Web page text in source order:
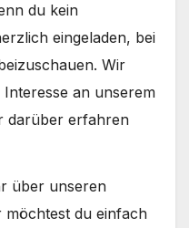
du kein
eingeladen, bei
Wir
an unserem
darüber erfahren
über unseren
du einfach